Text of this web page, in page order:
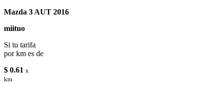
Mazda 3 AUT 2016
miituo
Si tu tarifa
por km es de
$ 0.61 x
km